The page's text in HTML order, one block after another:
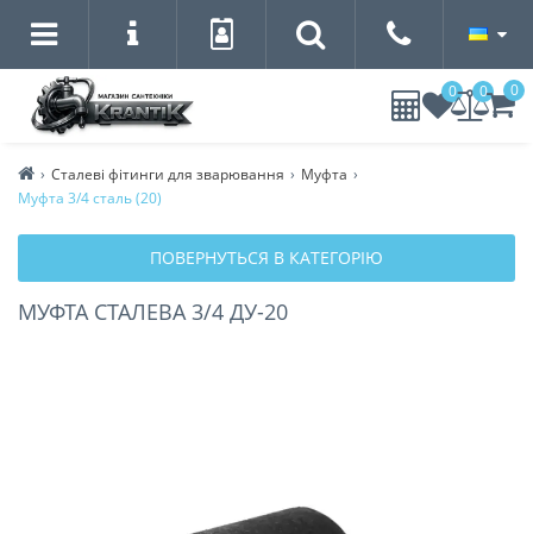
0 0 0
Сталеві фітинги для зварювання
Муфта
Муфта 3/4 сталь (20)
ПОВЕРНУТЬСЯ В КАТЕГОРІЮ
МУФТА СТАЛЕВА 3/4 ДУ-20